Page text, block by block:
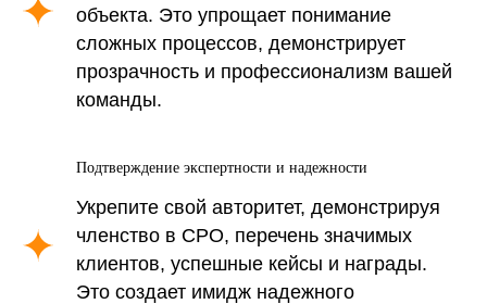
объекта. Это упрощает понимание
сложных процессов, демонстрирует
прозрачность и профессионализм вашей
команды.
Подтверждение экспертности и надежности
Укрепите свой авторитет, демонстрируя
членство в СРО, перечень значимых
клиентов, успешные кейсы и награды.
Это создает имидж надежного
основные задачи, которые
она решает, и преимущества,
которые она приносит
вашему бизнесу: